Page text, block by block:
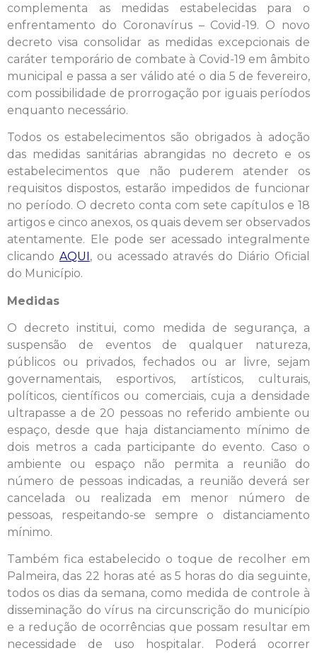
complementa as medidas estabelecidas para o
enfrentamento do Coronavírus – Covid-19. O novo
decreto visa consolidar as medidas excepcionais de
caráter temporário de combate à Covid-19 em âmbito
municipal e passa a ser válido até o dia 5 de fevereiro,
com possibilidade de prorrogação por iguais períodos
enquanto necessário.
Todos os estabelecimentos são obrigados à adoção
das medidas sanitárias abrangidas no decreto e os
estabelecimentos que não puderem atender os
requisitos dispostos, estarão impedidos de funcionar
no período. O decreto conta com sete capítulos e 18
artigos e cinco anexos, os quais devem ser observados
atentamente. Ele pode ser acessado integralmente
clicando AQUI , ou acessado através do Diário Oficial
do Município.
Medidas
O decreto institui, como medida de segurança, a
suspensão de eventos de qualquer natureza,
públicos ou privados, fechados ou ar livre, sejam
governamentais, esportivos, artísticos, culturais,
políticos, científicos ou comerciais, cuja a densidade
ultrapasse a de 20 pessoas no referido ambiente ou
espaço, desde que haja distanciamento mínimo de
dois metros a cada participante do evento. Caso o
ambiente ou espaço não permita a reunião do
número de pessoas indicadas, a reunião deverá ser
cancelada ou realizada em menor número de
pessoas, respeitando-se sempre o distanciamento
mínimo.
Também fica estabelecido o toque de recolher em
Palmeira, das 22 horas até as 5 horas do dia seguinte,
todos os dias da semana, como medida de controle à
disseminação do vírus na circunscrição do município
e a redução de ocorrências que possam resultar em
necessidade de uso hospitalar. Poderá ocorrer